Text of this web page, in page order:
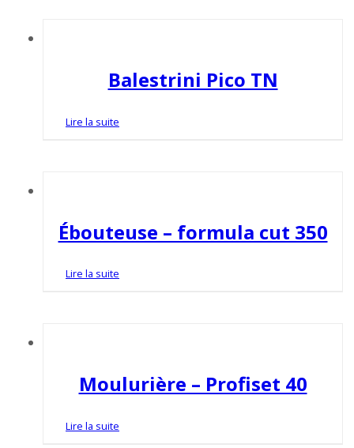
Balestrini Pico TN
Lire la suite
Ébouteuse – formula cut 350
Lire la suite
Moulurière – Profiset 40
Lire la suite